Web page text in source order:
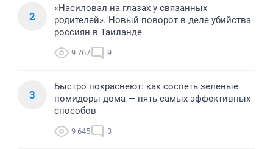
2
«Насиловал на глазах у связанных
родителей». Новый поворот в деле убийства
россиян в Таиланде
9 767 9
3
Быстро покраснеют: как соспеть зеленые
помидоры дома — пять самых эффективных
способов
9 645 3